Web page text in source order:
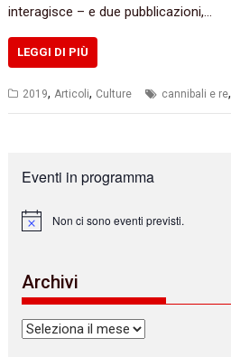
interagisce – e due pubblicazioni,…
LEGGI DI PIÙ
2019,Articoli, Culture cannibali e re,
Eventi in programma
N
c
e
Non ci sono eventi previsti.
Archivi
Archivi